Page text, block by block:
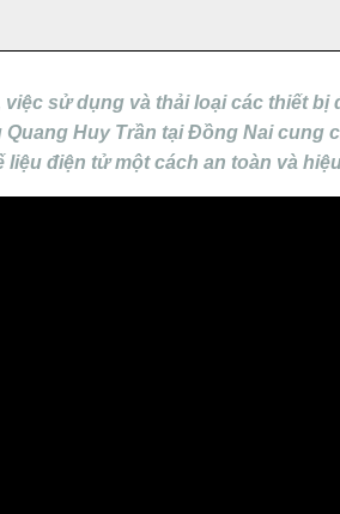
sử dụng và thải loại các thiết
Huy Trần tại Đồng Nai
điện tử một cách an toàn và